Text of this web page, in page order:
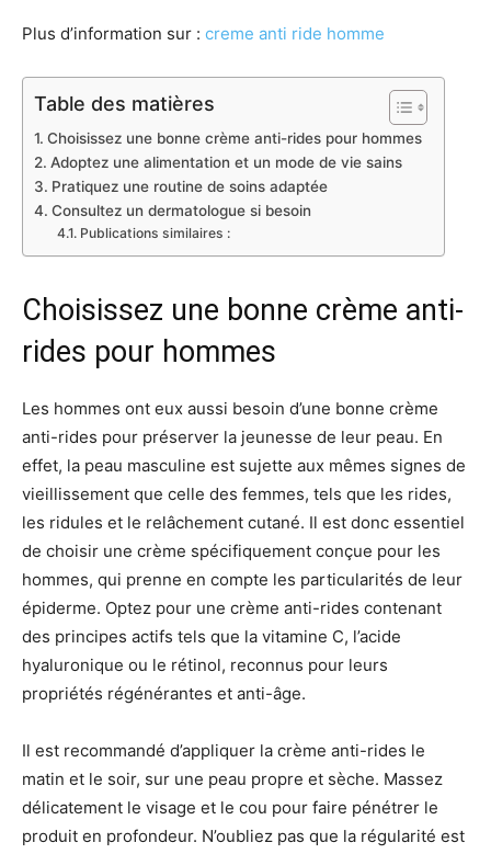
Plus d’information sur : creme anti ride homme
Table des matières
Choisissez une bonne crème anti-rides pour hommes
Adoptez une alimentation et un mode de vie sains
Pratiquez une routine de soins adaptée
Consultez un dermatologue si besoin
Publications similaires :
Choisissez une bonne crème anti-
rides pour hommes
Les hommes ont eux aussi besoin d’une bonne crème
anti-rides pour préserver la jeunesse de leur peau. En
effet, la peau masculine est sujette aux mêmes signes de
vieillissement que celle des femmes, tels que les rides,
les ridules et le relâchement cutané. Il est donc essentiel
de choisir une crème spécifiquement conçue pour les
hommes, qui prenne en compte les particularités de leur
épiderme. Optez pour une crème anti-rides contenant
des principes actifs tels que la vitamine C, l’acide
hyaluronique ou le rétinol, reconnus pour leurs
propriétés régénérantes et anti-âge.
Il est recommandé d’appliquer la crème anti-rides le
matin et le soir, sur une peau propre et sèche. Massez
délicatement le visage et le cou pour faire pénétrer le
produit en profondeur. N’oubliez pas que la régularité est